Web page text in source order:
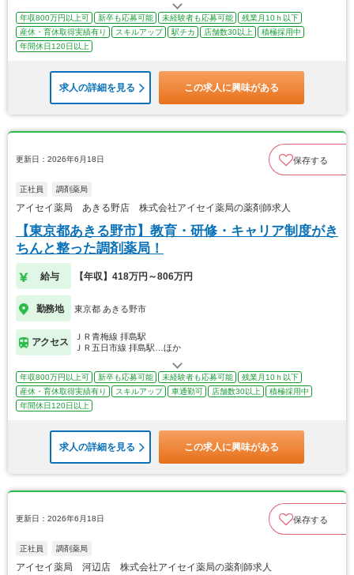
年収800万円以上可 新卒も応募可能 未経験者も応募可能
残業月10ｈ以下
産休・育休取得実績有り
スキルアップ 駅チカ 店舗数30以上
積極採用中
年間休日120日以上
求人の詳細を見る この求人に興味がある
更新日：2026年6月18日 保存する
正社員 調剤薬局
アイセイ薬局 あきる野店 株式会社アイセイ薬局の薬剤師求人
【東京都あきる野市】教育・研修・キャリア制度がき
ちんと整った調剤薬局！
給与 【年収】418万円～806万円
勤務地 東京都 あきる野市
アクセス
ＪＲ青梅線 拝島駅
ＪＲ五日市線 拝島駅…ほか
年収800万円以上可 新卒も応募可能 未経験者も応募可能
残業月10ｈ以下
産休・育休取得実績有り
スキルアップ 車通勤可 店舗数30以上
積極採用中
年間休日120日以上
求人の詳細を見る この求人に興味がある
更新日：2026年6月18日 保存する
正社員 調剤薬局
アイセイ薬局 河辺店 株式会社アイセイ薬局の薬剤師求人